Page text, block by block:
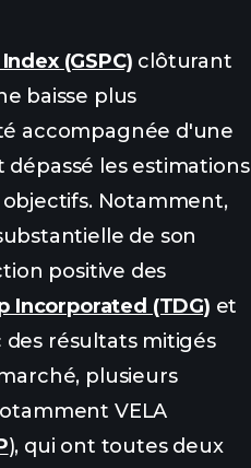
(GSPC) clôturant
baisse plus
accompagnée d'une
les estimations
Notamment,
de son
positive des
Incorporated (TDG) et
résultats mitigés
plusieurs
VELA
), qui ont toutes deux